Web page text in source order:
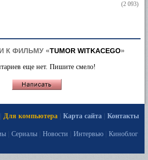
(2 093)
К ФИЛЬМУ «TUMOR WITKACEGO»
еще нет. Пишите смело!
Для компьютера Карта сайта
Контакты
Сериалы Новости Интервью Киноблог